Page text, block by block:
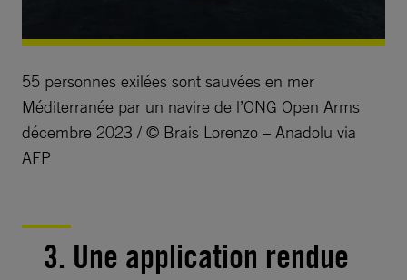
55 personnes exilées sont sauvées en mer
Méditerranée par un navire de l’ONG Open Arms
décembre 2023 / © Brais Lorenzo – Anadolu via
AFP
3. Une application rendue